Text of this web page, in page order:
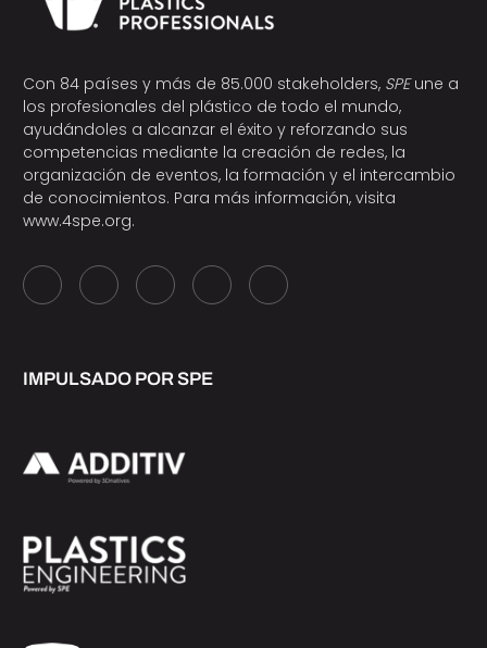
Con 84 países y más de 85.000 stakeholders, SPEune a
los profesionales del plástico de todo el mundo,
ayudándoles a alcanzar el éxito y reforzando sus
competencias mediante la creación de redes, la
organización de eventos, la formación y el intercambio
de conocimientos. Para más información, visita
www.4spe.org.
IMPULSADO POR SPE